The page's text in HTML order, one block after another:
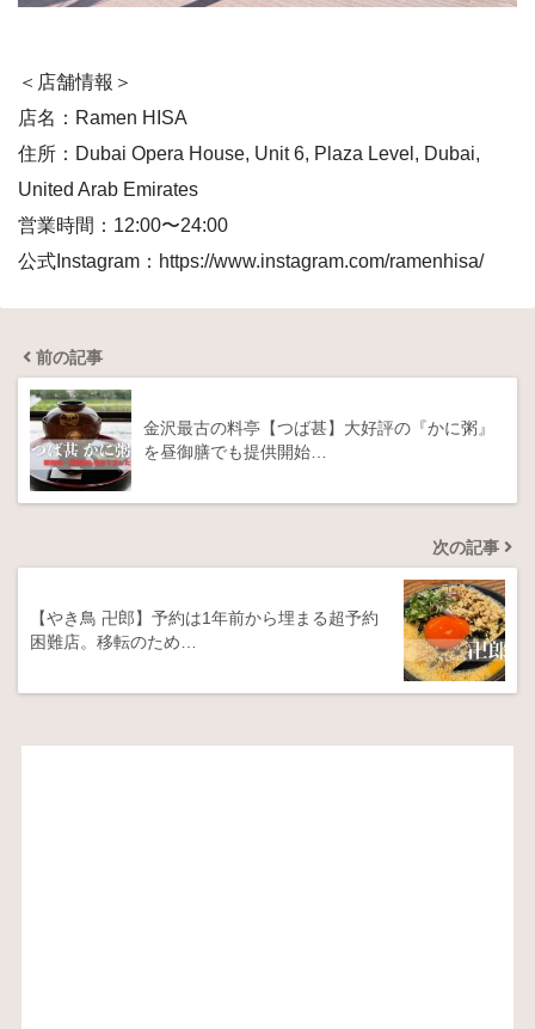
＜店舗情報＞
店名：Ramen HISA
住所：Dubai Opera House, Unit 6, Plaza Level, Dubai,
United Arab Emirates
営業時間：12:00〜24:00
公式Instagram：https://www.instagram.com/ramenhisa/
前の記事
金沢最古の料亭【つば甚】大好評の『かに粥』
を昼御膳でも提供開始…
次の記事
【やき鳥 卍郎】予約は1年前から埋まる超予約
困難店。移転のため…